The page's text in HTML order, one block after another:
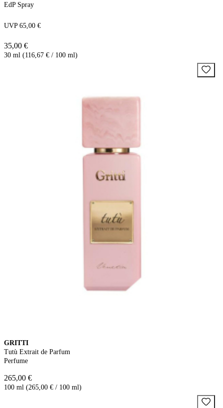
EdP Spray
UVP 65,00 €
35,00 €
30 ml (116,67 € / 100 ml)
GRITTI
Tutù Extrait de Parfum
Perfume
265,00 €
100 ml (265,00 € / 100 ml)